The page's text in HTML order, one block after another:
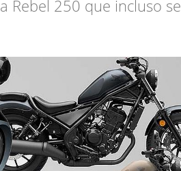
Rebel 250 que incluso se